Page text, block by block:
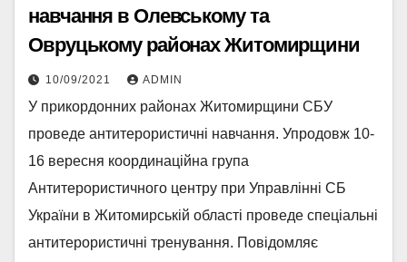
навчання в Олевському та
Овруцькому районах Житомирщини
10/09/2021 ADMIN
У прикордонних районах Житомирщини СБУ
проведе антитерористичні навчання. Упродовж 10-
16 вересня координаційна група
Антитерористичного центру при Управлінні СБ
України в Житомирській області проведе спеціальні
антитерористичні тренування. Повідомляє